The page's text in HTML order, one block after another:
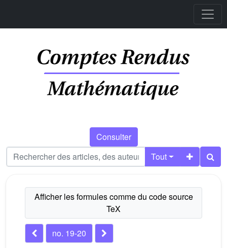
Consulter
Tout
no. 19-20